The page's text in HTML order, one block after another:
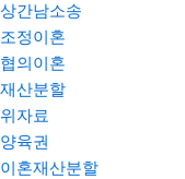
상간남소송
조정이혼
협의이혼
재산분할
위자료
양육권
이혼재산분할